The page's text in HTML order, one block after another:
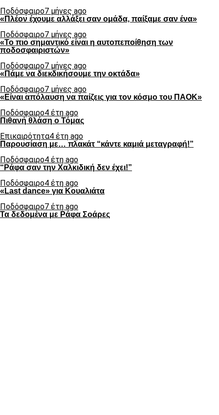
Ποδόσφαιρο7 μήνες ago
«Πλέον έχουμε αλλάξει σαν ομάδα, παίξαμε σαν ένα»
Ποδόσφαιρο7 μήνες ago
«Το πιο σημαντικό είναι η αυτοπεποίθηση των
ποδοσφαιριστών»
Ποδόσφαιρο7 μήνες ago
«Πάμε να διεκδικήσουμε την οκτάδα»
Ποδόσφαιρο7 μήνες ago
«Είναι απόλαυση να παίζεις για τον κόσμο του ΠΑΟΚ»
Ποδόσφαιρο4 έτη ago
Πιθανή θλάση ο Τόμας
Επικαιρότητα4 έτη ago
Παρουσίαση με… πλακάτ “κάντε καμιά μεταγραφή!”
Ποδόσφαιρο4 έτη ago
“Ράφα σαν την Χαλκιδική δεν έχει!”
Ποδόσφαιρο4 έτη ago
«Last dance» για Κουαλιάτα
Ποδόσφαιρο7 έτη ago
Τα δεδομένα με Ράφα Σοάρες